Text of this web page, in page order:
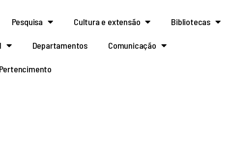
Pesquisa Cultura e extensão Bibliotecas
Departamentos Comunicação